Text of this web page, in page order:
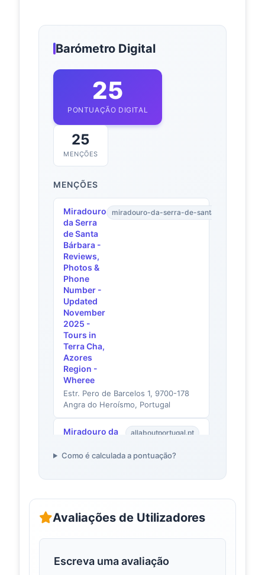
Barómetro Digital
25
PONTUAÇÃO DIGITAL
25
MENÇÕES
MENÇÕES
Miradouro
da Serra
de Santa
Bárbara -
Reviews,
Photos &
Phone
Number -
Updated
November
2025 -
Tours in
Terra Cha,
Azores
Region -
Wheree
miradouro-da-serra-de-santa-
Estr. Pero de Barcelos 1, 9700-178
Angra do Heroísmo, Portugal
Miradouro da
Cabras - Horta
allaboutportugal.pt
das Cabras, presenting a unique
panoramic view of it: the white
houses and the cultiva...
Ribeira das
Como é calculada a pontuação?
Avaliações de Utilizadores
Escreva uma avaliação